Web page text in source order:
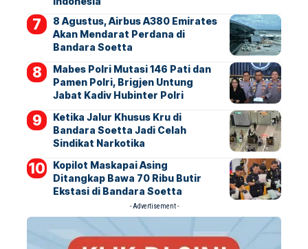
8 Agustus, Airbus A380 Emirates
Akan Mendarat Perdana di
Bandara Soetta
Mabes Polri Mutasi 146 Pati dan
Pamen Polri, Brigjen Untung
Jabat Kadiv Hubinter Polri
Ketika Jalur Khusus Kru di
Bandara Soetta Jadi Celah
Sindikat Narkotika
Kopilot Maskapai Asing
Ditangkap Bawa 70 Ribu Butir
Ekstasi di Bandara Soetta
- Advertisement -